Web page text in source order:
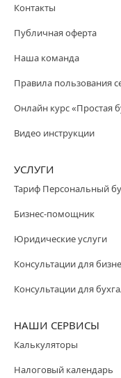
Контакты
Публичная оферта
Наша команда
Правила пользования
Онлайн курс «Простая
Видео инструкции
УСЛУГИ
Тариф Персональный
Бизнес-помощник
Юридические услуги
Консультации для
Консультации для
НАШИ СЕРВИСЫ
Калькуляторы
Налоговый календарь